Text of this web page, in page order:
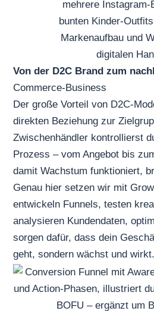
Von der D2C Brand zum
Commerce-Business
Der große Vorteil von D2C-
direkten Beziehung zur
Zwischenhändler kontrollierst
Prozess – vom Angebot bis
damit Wachstum funktioniert,
Genau hier setzen wir mit
entwickeln Funnels, testen
analysieren Kundendaten,
sorgen dafür, dass dein
geht, sondern wächst und wirkt.